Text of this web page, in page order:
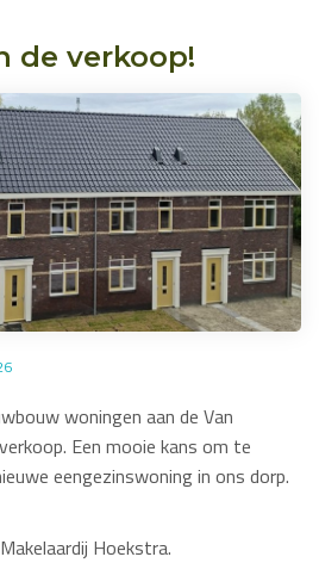
de verkoop!
woningen aan de Van
Een mooie kans om te
eengezinswoning in ons dorp.
Hoekstra.